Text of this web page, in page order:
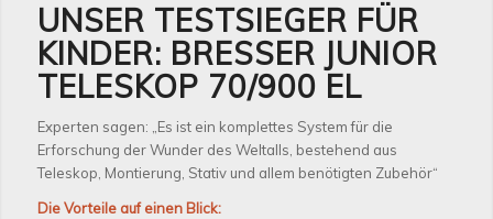
UNSER TESTSIEGER FÜR
KINDER: BRESSER JUNIOR
TELESKOP 70/900 EL
Experten sagen: „Es ist ein komplettes System für die
Erforschung der Wunder des Weltalls, bestehend aus
Teleskop, Montierung, Stativ und allem benötigten Zubehör“
Die Vorteile auf einen Blick: